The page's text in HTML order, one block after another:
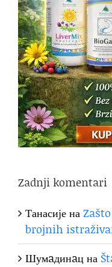
Zadnji komentari
Танасијена
brojnih
Шумaдинaцна